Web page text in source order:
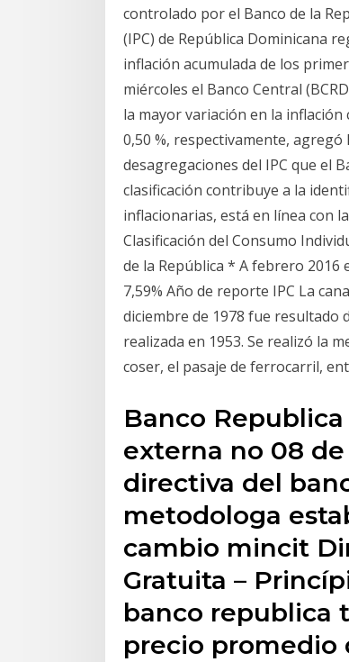
controlado por el Banco de la
(IPC) de República Dominicana
inflación acumulada de los
miércoles el Banco Central
la mayor variación en la
0,50 %, respectivamente,
desagregaciones del IPC que el
clasificación contribuye a la
inflacionarias, está en línea con
Clasificación del Consumo
de la República * A febrero 2016
7,59% Año de reporte IPC La
diciembre de 1978 fue resultado
realizada en 1953. Se realizó la
coser, el pasaje de ferrocarril,
Banco
externa no 08
directiva del
metodologa
cambio mincit
Gratuita –
banco republica
precio promedio